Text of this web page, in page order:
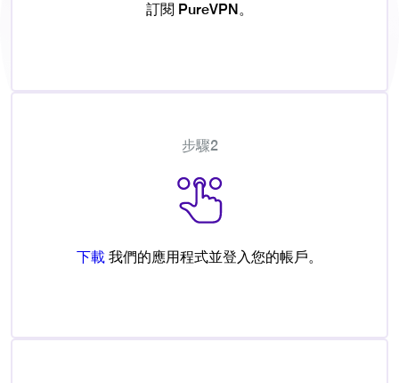
訂閱 PureVPN。
步驟2
下載 我們的應用程式並登入您的帳戶。